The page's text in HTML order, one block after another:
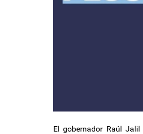
El gobernador Raúl